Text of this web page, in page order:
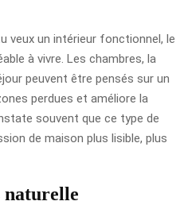
veux un intérieur fonctionnel, le
à vivre. Les chambres, la
peuvent être pensés sur un
perdues et améliore la
souvent que ce type de
de maison plus lisible, plus
naturelle